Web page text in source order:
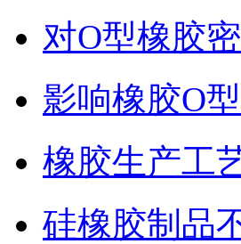
对O型橡胶
影响橡胶O
橡胶生产工
硅橡胶制品